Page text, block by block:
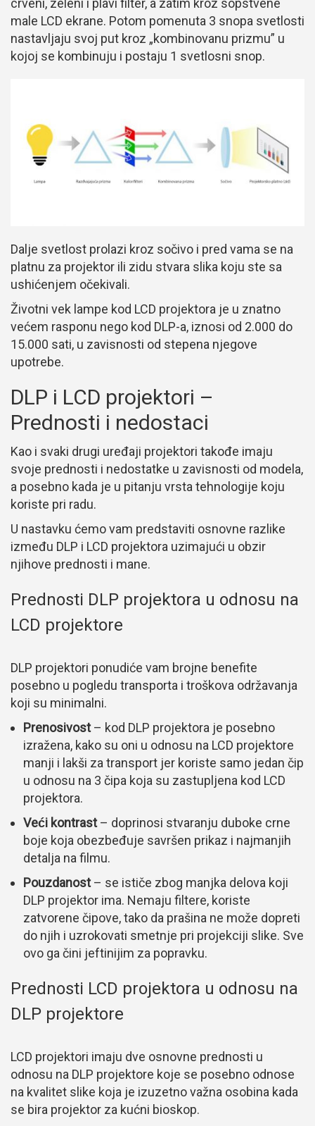
crveni, zeleni i plavi filter, a zatim kroz sopstvene
male LCD ekrane. Potom pomenuta 3 snopa svetlosti
nastavljaju svoj put kroz „kombinovanu prizmu” u
kojoj se kombinuju i postaju 1 svetlosni snop.
Dalje svetlost prolazi kroz sočivo i pred vama se na
platnu za projektor ili zidu stvara slika koju ste sa
ushićenjem očekivali.
Životni vek lampe kod LCD projektora je u znatno
većem rasponu nego kod DLP-a, iznosi od 2.000 do
15.000 sati, u zavisnosti od stepena njegove
upotrebe.
DLP i LCD projektori –
Prednosti i nedostaci
Kao i svaki drugi uređaji projektori takođe imaju
svoje prednosti i nedostatke u zavisnosti od modela,
a posebno kada je u pitanju vrsta tehnologije koju
koriste pri radu.
U nastavku ćemo vam predstaviti osnovne razlike
između DLP i LCD projektora uzimajući u obzir
njihove prednosti i mane.
Prednosti DLP projektora u odnosu na
LCD projektore
DLP projektori ponudiće vam brojne benefite
posebno u pogledu transporta i troškova održavanja
koji su minimalni.
Prenosivost– kod DLP projektora je posebno
izražena, kako su oni u odnosu na LCD projektore
manji i lakši za transport jer koriste samo jedan čip
u odnosu na 3 čipa koja su zastupljena kod LCD
projektora.
Veći kontrast– doprinosi stvaranju duboke crne
boje koja obezbeđuje savršen prikaz i najmanjih
detalja na filmu.
Pouzdanost– se ističe zbog manjka delova koji
DLP projektor ima. Nemaju filtere, koriste
zatvorene čipove, tako da prašina ne može dopreti
do njih i uzrokovati smetnje pri projekciji slike. Sve
ovo ga čini jeftinijim za popravku.
Prednosti LCD projektora u odnosu na
DLP projektore
LCD projektori imaju dve osnovne prednosti u
odnosu na DLP projektore koje se posebno odnose
na kvalitet slike koja je izuzetno važna osobina kada
se bira projektor za kućni bioskop.